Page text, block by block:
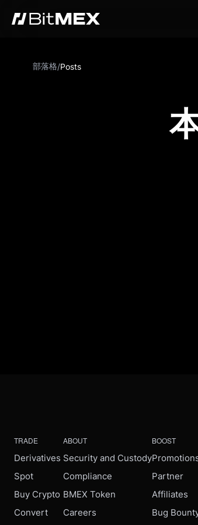
部落格/Posts
TRADE
Derivatives
Spot
Buy Crypto
Convert
ABOUT
Security and Custody
Compliance
BMEX Token
Careers
BOOST
Partner
Affiliates
Bug